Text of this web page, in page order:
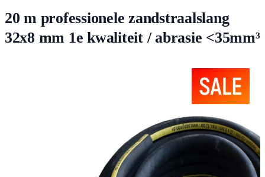
20 m professionele zandstraalslang
32x8 mm 1e kwaliteit / abrasie <35mm³